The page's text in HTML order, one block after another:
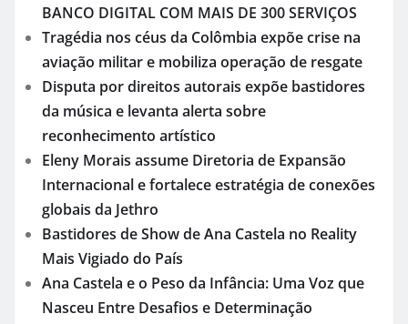
BANCO DIGITAL COM MAIS DE 300 SERVIÇOS
Tragédia nos céus da Colômbia expõe crise na
aviação militar e mobiliza operação de resgate
Disputa por direitos autorais expõe bastidores
da música e levanta alerta sobre
reconhecimento artístico
Eleny Morais assume Diretoria de Expansão
Internacional e fortalece estratégia de conexões
globais da Jethro
Bastidores de Show de Ana Castela no Reality
Mais Vigiado do País
Ana Castela e o Peso da Infância: Uma Voz que
Nasceu Entre Desafios e Determinação